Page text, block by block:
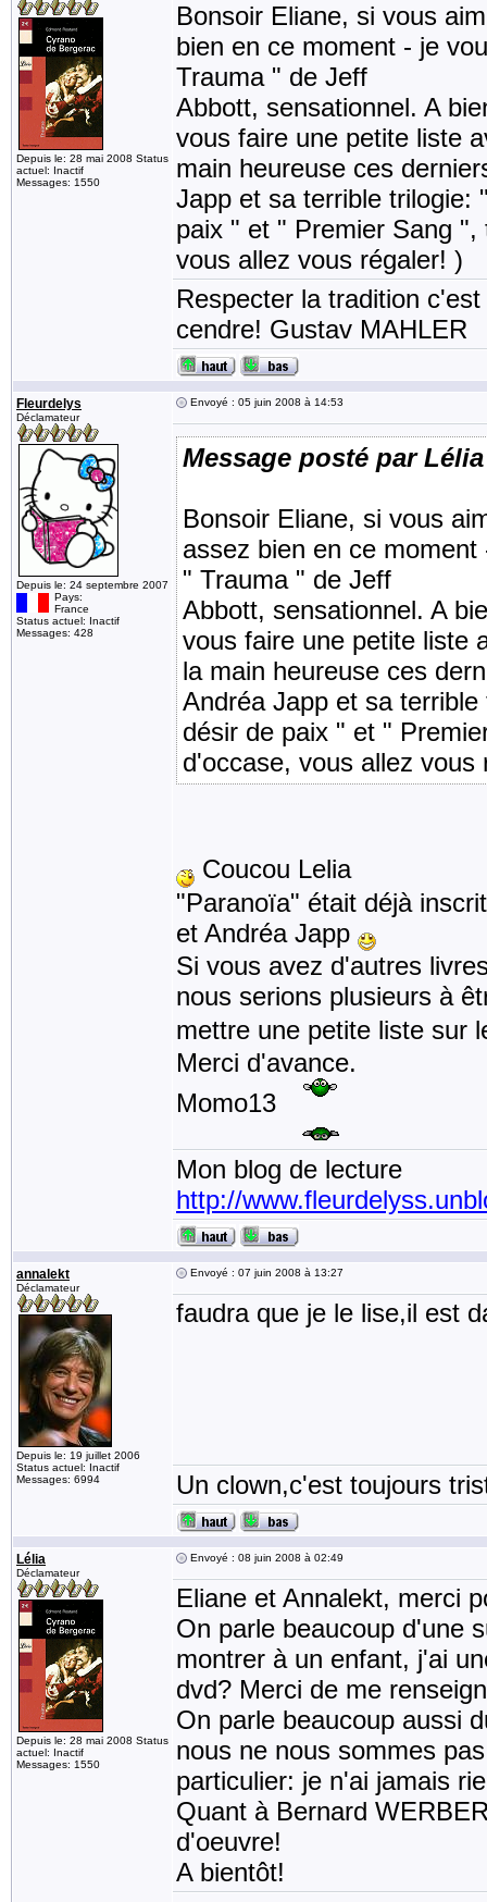
Depuis le: 28 mai 2008 Status
actuel: Inactif
Messages: 1550
Bonsoir Eliane, si vous
bien en ce moment - je
Trauma " de Jeff
Abbott, sensationnel. A
vous faire une petite liste
main heureuse ces
Japp et sa terrible trilogie:
paix " et " Premier Sang
vous allez vous régaler! )
Respecter la tradition
cendre! Gustav MAHLER
Fleurdelys
Déclamateur
Depuis le: 24 septembre 2007
Pays:
France
Status actuel: Inactif
Messages: 428
Envoyé : 05 juin 2008 à 14:53
Message posté par Lélia
Bonsoir Eliane, si vous
assez bien en ce
" Trauma " de Jeff
Abbott, sensationnel. A
vous faire une petite liste
la main heureuse ces
Andréa Japp et sa
désir de paix " et "
d'occase, vous allez vous
Coucou Lelia
"Paranoïa" était déjà
et Andréa Japp
Si vous avez d'autres
nous serions plusieurs à
mettre une petite liste sur
Merci d'avance.
Momo13
Mon blog de lecture
http://
annalekt
Déclamateur
Depuis le: 19 juillet 2006
Status actuel: Inactif
Messages: 6994
Envoyé : 07 juin 2008 à 13:27
faudra que je le lise,il est
Un clown,c'est toujours
Lélia
Déclamateur
Depuis le: 28 mai 2008 Status
actuel: Inactif
Messages: 1550
Envoyé : 08 juin 2008 à 02:49
Eliane et Annalekt, merci
On parle beaucoup d'une
montrer à un enfant, j'ai
dvd? Merci de me
On parle beaucoup aussi
nous ne nous sommes
particulier: je n'ai jamais
Quant à Bernard
d'oeuvre!
A bientôt!